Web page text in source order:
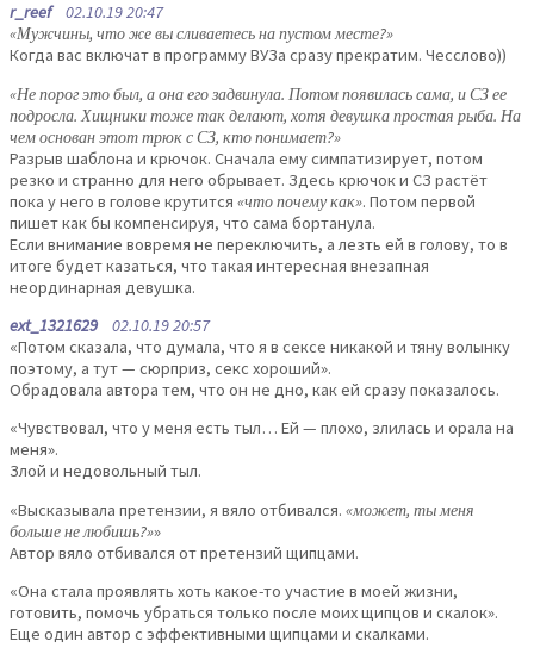
r_reef02.10.19 20:47
«Мужчины, что же вы сливаетесь на пустом месте?»
Когда вас включат в программу ВУЗа сразу прекратим. Чесслово))
«Не порог это был, а она его задвинула. Потом появилась сама, и СЗ ее
подросла. Хищники тоже так делают, хотя девушка простая рыба. На
чем основан этот трюк с СЗ, кто понимает?»
Разрыв шаблона и крючок. Сначала ему симпатизирует, потом
резко и странно для него обрывает. Здесь крючок и СЗ растёт
пока у него в голове крутится «что почему как». Потом первой
пишет как бы компенсируя, что сама бортанула.
Если внимание вовремя не переключить, а лезть ей в голову, то в
итоге будет казаться, что такая интересная внезапная
неординарная девушка.
ext_1321629 02.10.19 20:57
«Потом сказала, что думала, что я в сексе никакой и тяну волынку
поэтому, а тут — сюрприз, секс хороший».
Обрадовала автора тем, что он не дно, как ей сразу показалось.
«Чувствовал, что у меня есть тыл… Ей — плохо, злилась и орала на
меня».
Злой и недовольный тыл.
«Высказывала претензии, я вяло отбивался. «может, ты меня
больше не любишь?»»
Автор вяло отбивался от претензий щипцами.
«Она стала проявлять хоть какое-то участие в моей жизни,
готовить, помочь убраться только после моих щипцов и скалок».
Еще один автор с эффективными щипцами и скалками.